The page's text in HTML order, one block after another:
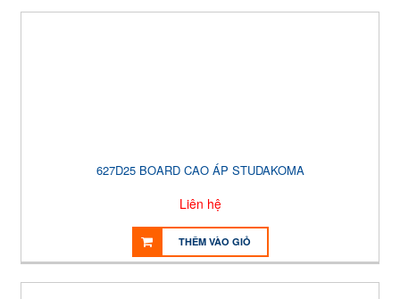
627D25 BOARD CAO ÁP STUDAKOMA
Liên hệ
THÊM VÀO GIỎ